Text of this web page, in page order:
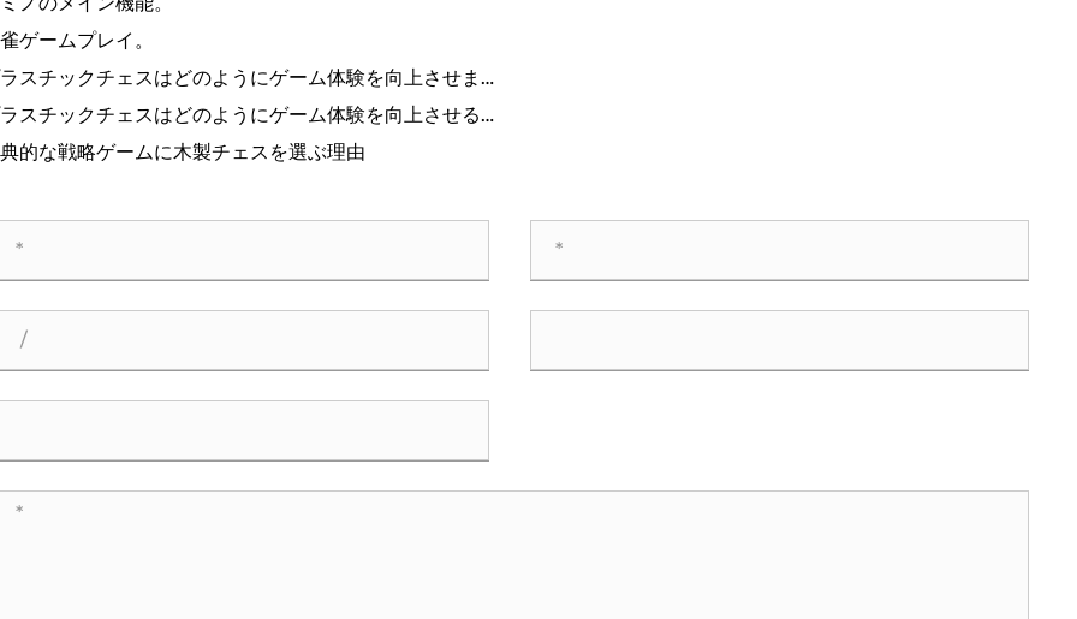
ゲームプレイ。
スチックチェスはどのようにゲーム体験を向上させます
スチックチェスはどのようにゲーム体験を向上させるこ
きますか?
的な戦略ゲームに木製チェスを選ぶ理由